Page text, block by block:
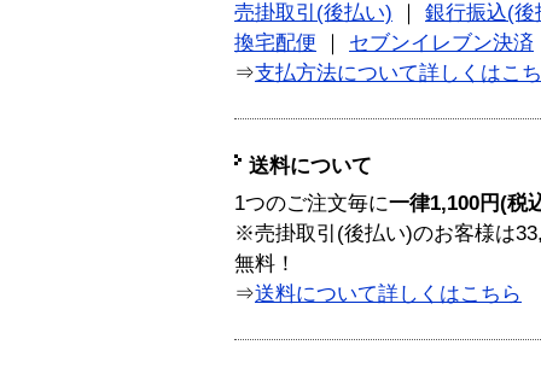
売掛取引(後払い)
銀行振込(後
換宅配便
セブンイレブン決済
⇒支払方法について詳しくはこ
送料について
1つのご注文毎に一律1,100円(税
※売掛取引(後払い)のお客様は
無料！
⇒送料について詳しくはこちら